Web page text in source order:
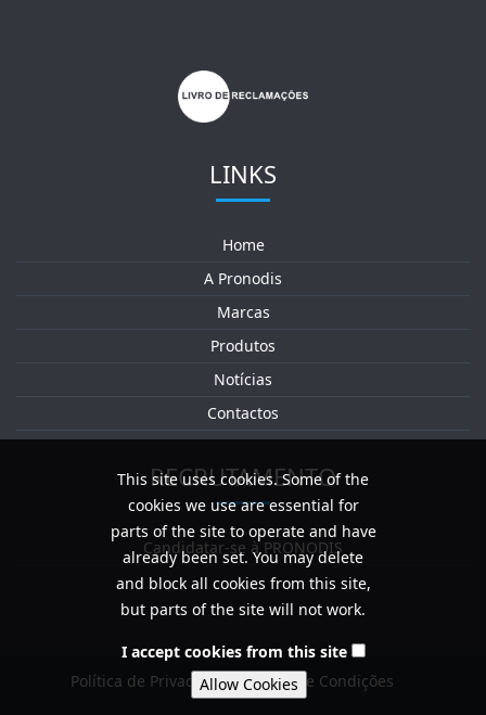
LINKS
Home
A Pronodis
Marcas
Produtos
Notícias
Contactos
RECRUTAMENTO
Candidatar-se à PRONODIS
Política de Privacidade / Termos e Condições
This site uses cookies. Some of the
cookies we use are essential for
parts of the site to operate and have
already been set. You may delete
and block all cookies from this site,
but parts of the site will not work.
I accept cookies from this site